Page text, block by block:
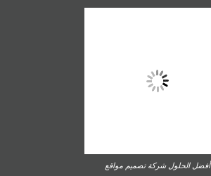
أفضل الحلول شركة تصميم مواقع